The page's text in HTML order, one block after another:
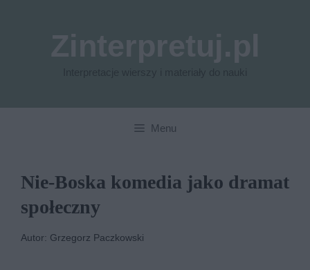
Menu
Nie-Boska komedia jako dramat
społeczny
Autor: Grzegorz Paczkowski